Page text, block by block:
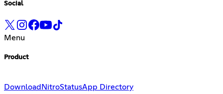
Social
Menu
Product
DownloadNitroStatusApp Directory